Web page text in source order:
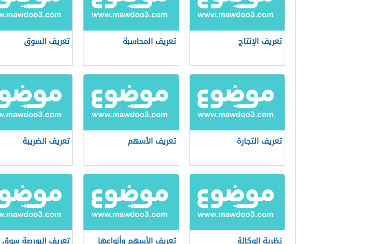
تعريف الإنتاج تعريف المحاسبة تعريف السوق
تعريف التجارة تعريف الأسهم تعريف الضريبة
نظرية الوكالة تعريف الأسهم وأنواعها تعريف البورصة سوق